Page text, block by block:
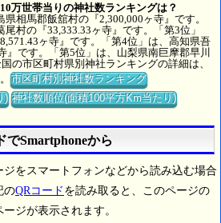
万世帯当りの神社数ランキングは？
県相馬郡飯舘村の『2,300,000ヶ寺』です。
尾村の『33,333.33ヶ寺』です。「第3位」
ヶ寺』です。「第4位」は、高知県吾
』です。「第5位」は、山梨県南巨摩郡早川
の市区町村県別神社ランキングの詳細は、
市区町村別神社数ランキング
) 神社数順位(面積100平方Km当たり)
でSmartphoneから
ジをスマートフォンなどから読み込む場合
のQRコード を読み取ると、このページの
ージが表示されます。